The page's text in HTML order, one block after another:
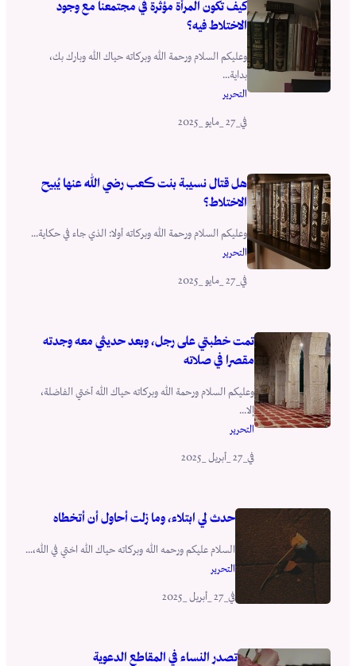
كيف تكون المرأة مؤثرة في مجتمعنا مع وجود
الاختلاط فيه؟
وعليكم السلام ورحمة الله وبركاته حياك الله وبارك بك،
بداية...
التحرير
في_27 _مايو _2025
هل قتال نسيبة بنت ڪعب رضي اللهُ عنها يُبيح
الاختلاط؟
وعليكم السلام ورحمة الله وبركاته أولا: الذي جاء في حكاية...
التحرير
في
تمت خطبتي على رجل، وبعد حديثي معه وجدته
مقصرا في صلاته
وعليكم السلام ورحمة الله وبركاته حياك الله أختي الفاضلة،
إلا...
التحرير
في
حدث لي ابتلاء، وما زلت أحاول أن أتخطاه
السلام عليكم ورحمه الله وبركاته حياك الله اختي في الله،...
التحرير
في
تصدر النساء في المقاطع الدعوية